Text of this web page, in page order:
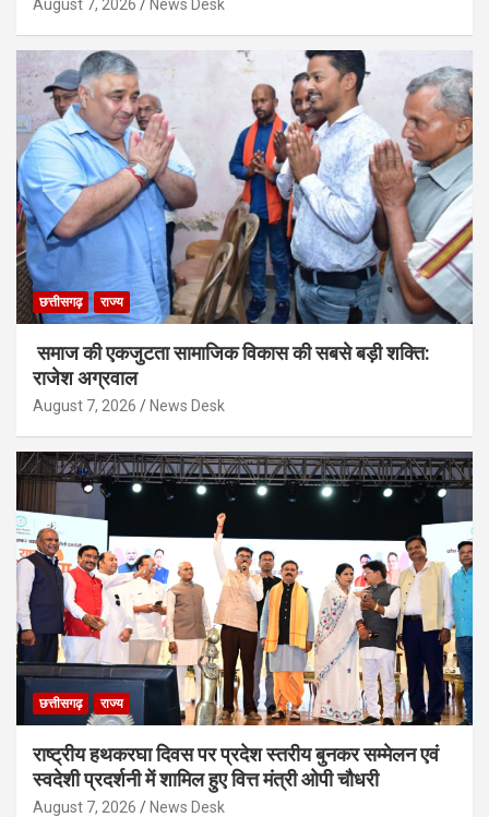
August 7, 2026 News Desk
छत्तीसगढ़ राज्य
समाज की एकजुटता सामाजिक विकास की सबसे बड़ी शक्ति:
राजेश अग्रवाल
August 7, 2026 News Desk
छत्तीसगढ़ राज्य
राष्ट्रीय हथकरघा दिवस पर प्रदेश स्तरीय बुनकर सम्मेलन एवं
स्वदेशी प्रदर्शनी में शामिल हुए वित्त मंत्री ओपी चौधरी
August 7, 2026 News Desk